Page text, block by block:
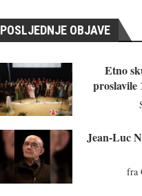
POSLJEDNJE OBJAVE
Etno
proslavile
Jean-Luc
fra